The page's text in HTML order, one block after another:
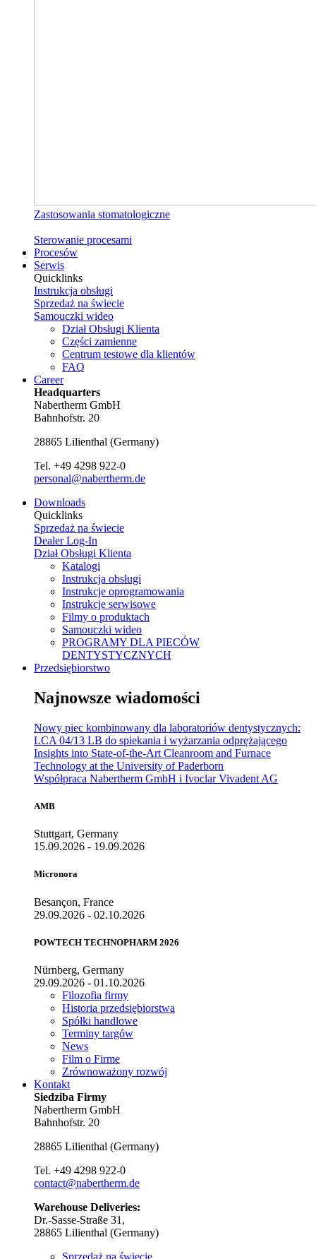
Zastosowania stomatologiczne
Sterowanie procesami
Procesów
Serwis
Quicklinks
Instrukcja obsługi
Sprzedaż na świecie
Samouczki wideo
Dział Obsługi Klienta
Części zamienne
Centrum testowe dla klientów
FAQ
Career
Headquarters
Nabertherm GmbH
Bahnhofstr. 20
28865 Lilienthal (Germany)
Tel. +49 4298 922-0
personal@nabertherm.de
Downloads
Quicklinks
Sprzedaż na świecie
Dealer Log-In
Dział Obsługi Klienta
Katalogi
Instrukcja obsługi
Instrukcje oprogramowania
Instrukcje serwisowe
Filmy o produktach
Samouczki wideo
PROGRAMY DLA PIECÓW
DENTYSTYCZNYCH
Przedsiębiorstwo
Najnowsze wiadomości
Nowy piec kombinowany dla laboratoriów dentystycznych:
LCA 04/13 LB do spiekania i wyżarzania odprężającego
Insights into State-of-the-Art Cleanroom and Furnace
Technology at the University of Paderborn
Współpraca Nabertherm GmbH i Ivoclar Vivadent AG
AMB
Stuttgart, Germany
15.09.2026 - 19.09.2026
Micronora
Besançon, France
29.09.2026 - 02.10.2026
POWTECH TECHNOPHARM 2026
Nürnberg, Germany
29.09.2026 - 01.10.2026
Filozofia firmy
Historia przedsiębiorstwa
Spółki handlowe
Terminy targów
News
Film o Firme
Zrównoważony rozwój
Kontakt
Siedziba Firmy
Nabertherm GmbH
Bahnhofstr. 20
28865 Lilienthal (Germany)
Tel. +49 4298 922-0
contact@nabertherm.de
Warehouse Deliveries:
Dr.-Sasse-Straße 31,
28865 Lilienthal (Germany)
Sprzedaż na świecie